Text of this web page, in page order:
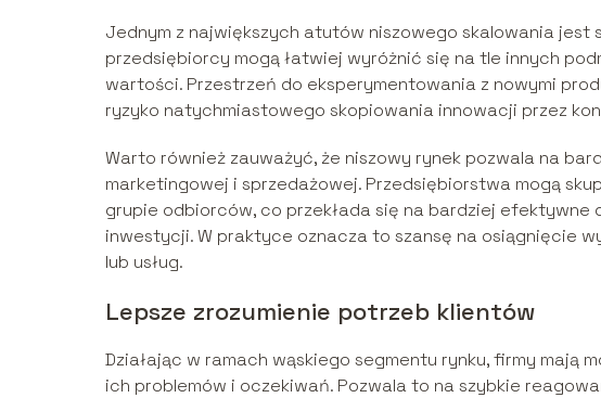
Jednym z największych atutów niszowego skalowania jest
przedsiębiorcy mogą łatwiej wyróżnić się na tle innych
wartości. Przestrzeń do eksperymentowania z nowymi
ryzyko natychmiastowego skopiowania innowacji przez
Warto również zauważyć, że niszowy rynek pozwala na
marketingowej i sprzedażowej. Przedsiębiorstwa mogą
grupie odbiorców, co przekłada się na bardziej efektywne
inwestycji. W praktyce oznacza to szansę na osiągnięcie
lub usług.
Lepsze zrozumienie potrzeb klientów
Działając w ramach wąskiego segmentu rynku, firmy mają
ich problemów i oczekiwań. Pozwala to na szybkie